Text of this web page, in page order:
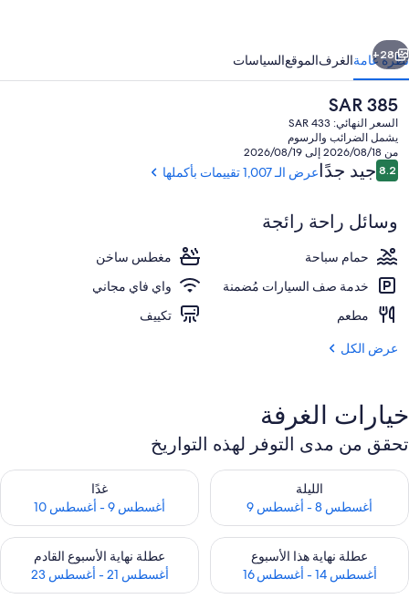
إربورت
المنشأة من الخارج
التالي
28+
نظرة عامةالغرفالموقعالسياسات
السعر
الحالي
هو
SAR
385
SAR 385
السعر النهائي: SAR 433
يشمل الضرائب والرسوم
من 2026/08/18 إلى 2026/08/19
التقييمات
8.28.2 من 10جيد جدًاعرض الـ 1,007 تقييمات بأكملها
وسائل راحة رائجة
حمام سباحة
مغطس ساخن
خدمة صف السيارات مُضمنة
واي فاي مجاني
مطعم
تكييف
عرض الكل
خيارات الغرفة
تحقق من مدى التوفر لهذه التواريخ
الليلة
أغسطس 8 - أغسطس 9
تحقق من مدى التوفر لليلة للفترة أغسطس 8 - أغسطس 9
غدًا
أغسطس 9 - أغسطس 10
تحقق من مدى التوفر لغد للفترة أغسطس
عطلة نهاية هذا الأسبوع
أغسطس 14 - أغسطس 16
تحقق من مدى التوفر لعطلة نهاية هذا الأسبوع للفترة أغسطس 14 - أغسطس 16
عطلة نهاية الأسبوع القادم
أغسطس 21 - أغسطس 23
تحقق من مدى التوفر لعطلة نهاية